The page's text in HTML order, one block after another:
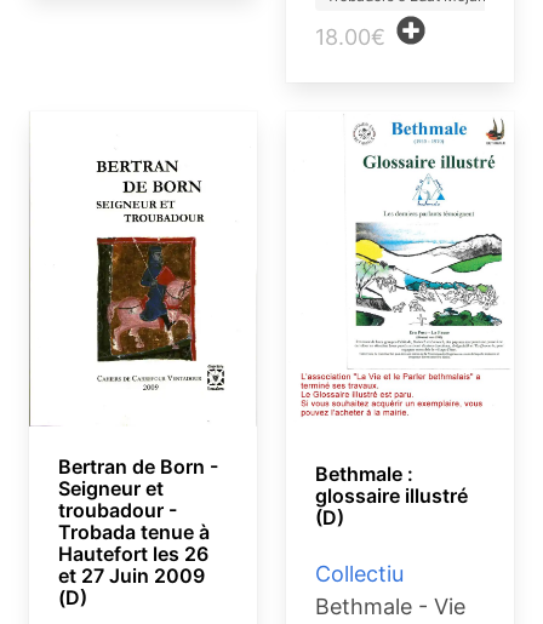
18.00€
Bertran de Born -
Seigneur et
troubadour -
Trobada tenue à
Hautefort les 26
et 27 Juin 2009
(D)
Bethmale :
glossaire illustré
(D)
Collectiu
Bethmale - Vie